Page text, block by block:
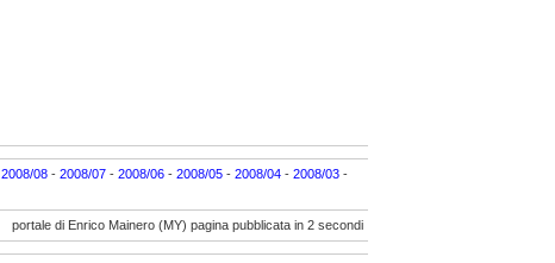
2008/08 - 2008/07 - 2008/06 - 2008/05 - 2008/04 - 2008/03 -
portale di Enrico Mainero (MY) pagina pubblicata in 2 secondi